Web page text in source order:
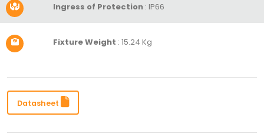
Ingress of Protection: IP66
Fixture Weight : 15.24 Kg
Datasheet